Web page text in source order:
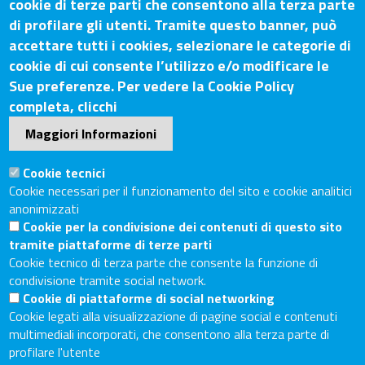
Contatti
Sede Legale: Via Lazzaro Spallanzani, 25 – 52100 Arezzo
Sede Secondaria: Piazza Giacomo Matteotti, 30 - 53100
Siena
Tel. Sede Legale: 0575/3030
Tel. Sede Secondaria: 0577/202511
C.F./P.IVA: 02326130511
Codice Univoco UF6UWY
PECcciaa.arezzosiena@as.legalmail.camcom.it
Sito web
Accesso riservato
Linee guida pubblicazione di atti e documenti
Accessibilità
cookie di terze parti che consentono alla terza parte
di profilare gli utenti. Tramite questo banner, può
accettare tutti i cookies, selezionare le categorie di
cookie di cui consente l’utilizzo e/o modificare le
Sue preferenze. Per vedere la Cookie Policy
completa, clicchi
Maggiori Informazioni
Cookie tecnici
Cookie necessari per il funzionamento del sito e cookie analitici
anonimizzati
Cookie per la condivisione dei contenuti di questo sito
tramite piattaforme di terze parti
Cookie tecnico di terza parte che consente la funzione di
condivisione tramite social network.
Cookie di piattaforme di social networking
Cookie legati alla visualizzazione di pagine social e contenuti
multimediali incorporati, che consentono alla terza parte di
profilare l'utente